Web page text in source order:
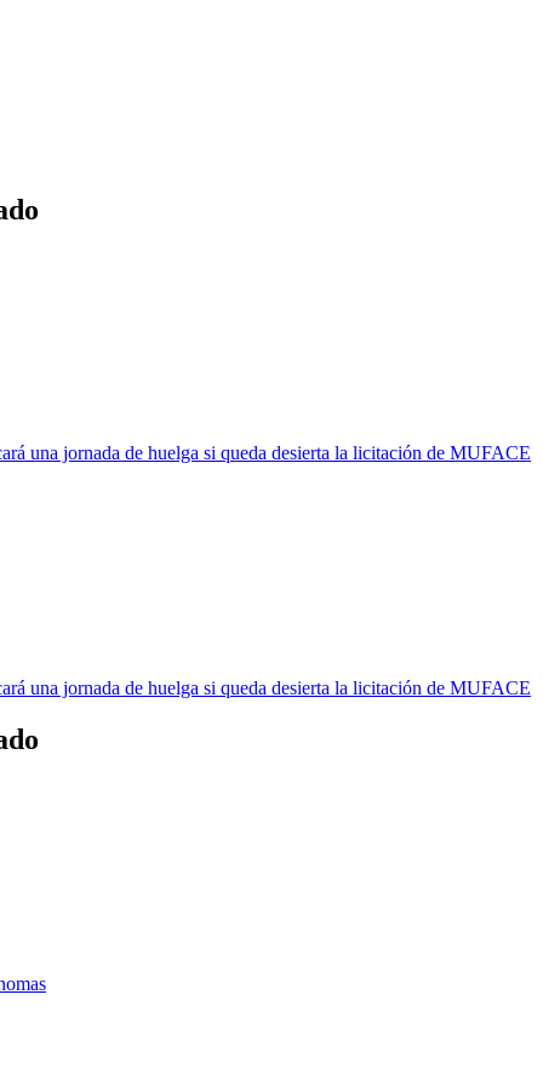
una jornada de huelga si queda desierta la licitación de MUFACE
una jornada de huelga si queda desierta la licitación de MUFACE